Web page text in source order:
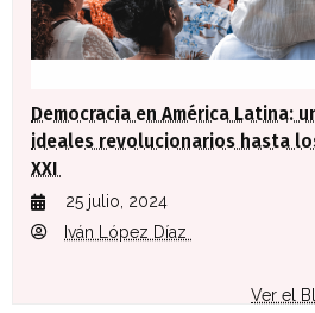
Democracia en América Latina:
ideales revolucionarios hasta
XXI
25 julio, 2024
Iván López Díaz
Ver el